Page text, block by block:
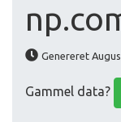
Genereret
Gammel data?